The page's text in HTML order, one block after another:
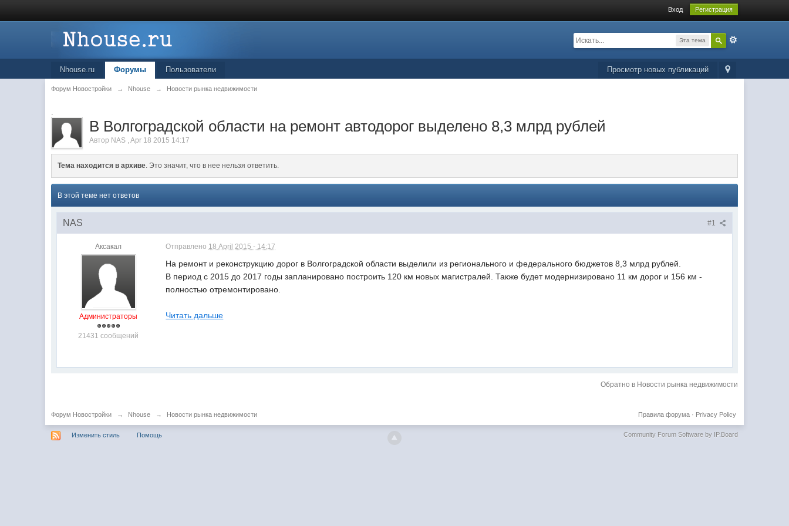
Вход Регистрация
Эта тема
Просмотр новых публикаций
Nhouse.ru Форумы Пользователи
Форум Новостройки → Nhouse → Новости рынка недвижимости
.
В Волгоградской области на ремонт автодорог выделено 8,3 млрд рублей
Автор NAS ,Apr 18 2015 14:17
Тема находится в архиве. Это значит, что в нее нельзя ответить.
В этой теме нет ответов
#1
NAS
Аксакал
Администраторы
21431 сообщений
Отправлено 18 April 2015 - 14:17
На ремонт и реконструкцию дорог в Волгоградской области выделили из регионального и федерального бюджетов 8,3 млрд рублей.
В период с 2015 до 2017 годы запланировано построить 120 км новых магистралей. Также будет модернизировано 11 км дорог и 156 км -
полностью отремонтировано.
Читать дальше
Обратно в Новости рынка недвижимости
Форум Новостройки → Nhouse → Новости рынка недвижимости Privacy Policy
Правила форума·
Изменить стиль Помощь Community Forum Software by IP.Board